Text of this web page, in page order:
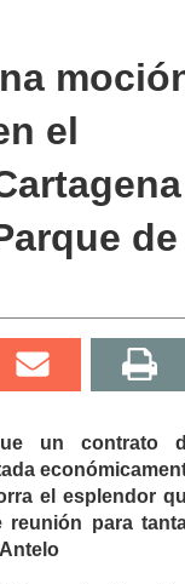
el
de
un contrato
el esplendor
para